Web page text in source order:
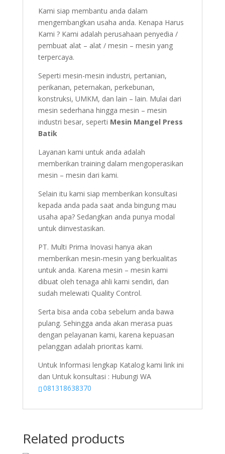
Kami siap membantu anda dalam
mengembangkan usaha anda. Kenapa Harus
Kami ? Kami adalah perusahaan penyedia /
pembuat alat – alat / mesin – mesin yang
terpercaya.
Seperti mesin-mesin industri, pertanian,
perikanan, peternakan, perkebunan,
konstruksi, UMKM, dan lain – lain. Mulai dari
mesin sederhana hingga mesin – mesin
industri besar, seperti Mesin Mangel Press
Batik
Layanan kami untuk anda adalah
memberikan training dalam mengoperasikan
mesin – mesin dari kami.
Selain itu kami siap memberikan konsultasi
kepada anda pada saat anda bingung mau
usaha apa? Sedangkan anda punya modal
untuk diinvestasikan.
PT. Multi Prima Inovasi hanya akan
memberikan mesin-mesin yang berkualitas
untuk anda. Karena mesin – mesin kami
dibuat oleh tenaga ahli kami sendiri, dan
sudah melewati Quality Control.
Serta bisa anda coba sebelum anda bawa
pulang. Sehingga anda akan merasa puas
dengan pelayanan kami, karena kepuasan
pelanggan adalah prioritas kami.
Untuk Informasi lengkap Katalog kami link ini
dan Untuk konsultasi : Hubungi WA
081318638370
Related products